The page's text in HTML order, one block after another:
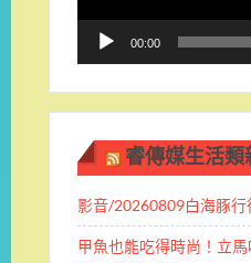
00:00
睿傳媒生活
影音/20260809白海豚
甲魚也能吃得時尚！立